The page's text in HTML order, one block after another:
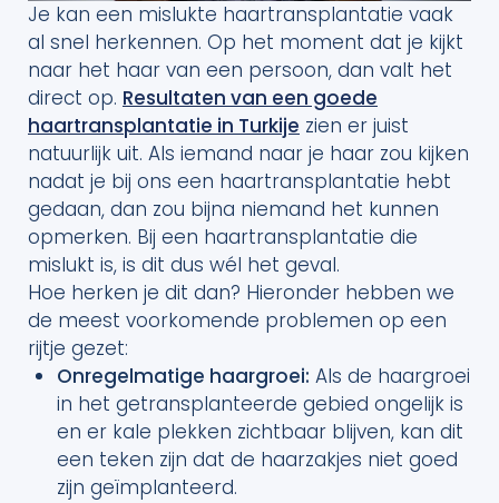
Je kan een mislukte haartransplantatie vaak
al snel herkennen. Op het moment dat je kijkt
naar het haar van een persoon, dan valt het
direct op. Resultaten van een goede
haartransplantatie in Turkije zien er juist
natuurlijk uit. Als iemand naar je haar zou kijken
nadat je bij ons een haartransplantatie hebt
gedaan, dan zou bijna niemand het kunnen
opmerken. Bij een haartransplantatie die
mislukt is, is dit dus wél het geval.
Hoe herken je dit dan? Hieronder hebben we
de meest voorkomende problemen op een
rijtje gezet:
Onregelmatige haargroei: Als de haargroei
in het getransplanteerde gebied ongelijk is
en er kale plekken zichtbaar blijven, kan dit
een teken zijn dat de haarzakjes niet goed
zijn geïmplanteerd.